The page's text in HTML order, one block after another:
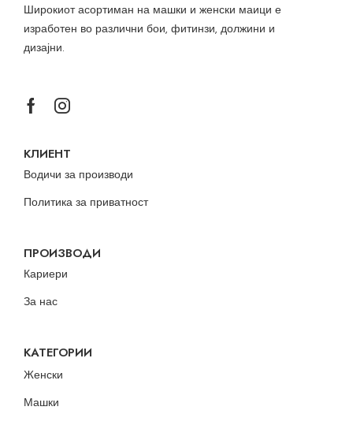
Широкиот асортиман на машки и женски маици е
изработен во различни бои, фитинзи, должини и
дизајни.
КЛИЕНТ
Водичи за производи
Политика за приватност
ПРОИЗВОДИ
Кариери
За нас
КАТЕГОРИИ
Женски
Машки